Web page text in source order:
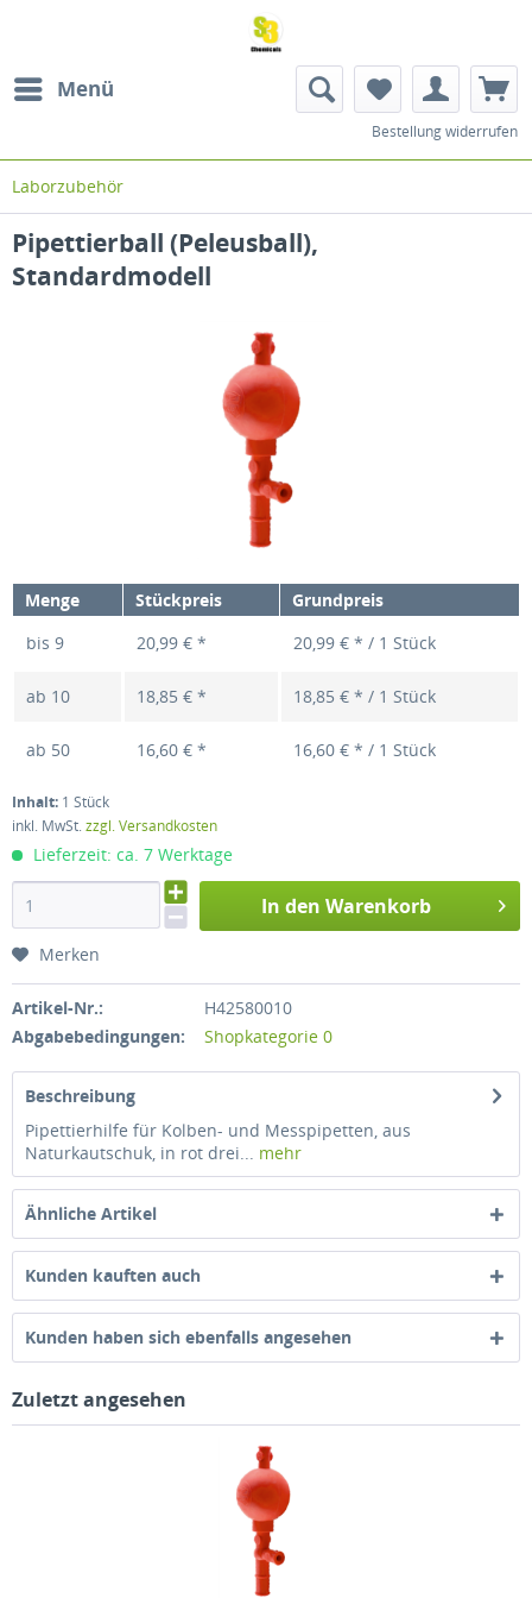
Menü
Bestellung widerrufen
Laborzubehör
Pipettierball (Peleusball),
Standardmodell
Menge Stückpreis
Grundpreis
bis 9 20,99 € * 20,99 € * / 1 Stück
ab 10 18,85 € * 18,85 € * / 1 Stück
ab 50 16,60 € * 16,60 € * / 1 Stück
Inhalt: 1 Stück
inkl. MwSt.zzgl. Versandkosten
Lieferzeit: ca. 7 Werktage
In den Warenkorb
Merken
Artikel-Nr.:
H42580010
Abgabebedingungen:
Shopkategorie 0
Beschreibung
Pipettierhilfe für Kolben- und Messpipetten, aus
Naturkautschuk, in rot drei... mehr
Ähnliche Artikel
Kunden kauften auch
Kunden haben sich ebenfalls angesehen
Zuletzt angesehen